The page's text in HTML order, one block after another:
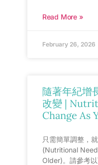
Read More »
February 26, 2026
隨著年紀增
改變 |
Change As
只需簡單調整，
(Nutritional
Older)。請參考